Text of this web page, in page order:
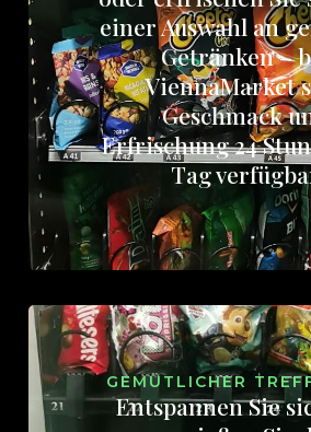
einer Auswahl an
Getränken –
ViennaMarket
Geschmack
Erfrischung 24
Tag
GEMÜTLICHER
Entspannen Sie